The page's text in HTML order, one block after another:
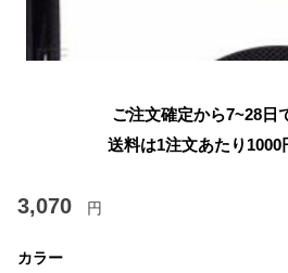
ご注文確定から7~28日
送料は1注文あたり 1000
3,070 円
カラー